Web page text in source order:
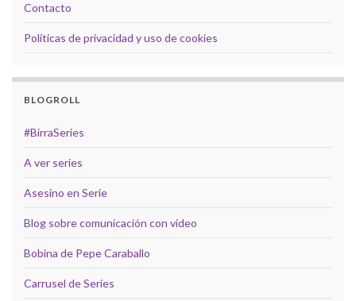
Contacto
Políticas de privacidad y uso de cookies
BLOGROLL
#BirraSeries
A ver series
Asesino en Serie
Blog sobre comunicación con video
Bobina de Pepe Caraballo
Carrusel de Series